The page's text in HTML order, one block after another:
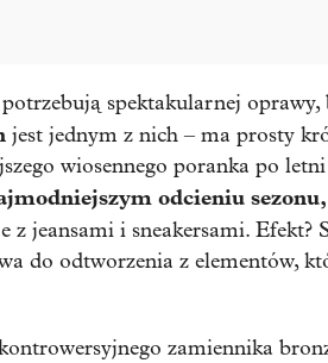
spektakularnej oprawy,
jest jednym z nich – ma prosty
wiosennego poranka po
odcieniu
z jeansami i sneakersami. Efekt?
do odtworzenia z elementów,
zamiennika